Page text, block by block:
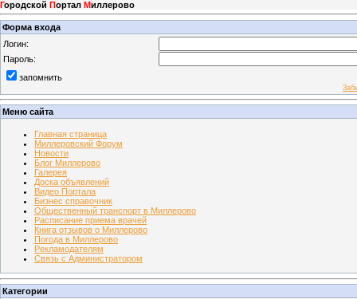
Городской Портал Миллерово
Форма входа
Логин:
Пароль:
запомнить
Меню сайта
Главная страница
Миллеровский Форум
Новости
Блог Миллерово
Галерея
Доска объявлений
Видео Портала
Бизнес справочник
Общественный транспорт в Миллерово
Расписание приема врачей
Книга отзывов о Миллерово
Погода в Миллерово
Рекламодателям
Связь с Администратором
Категории